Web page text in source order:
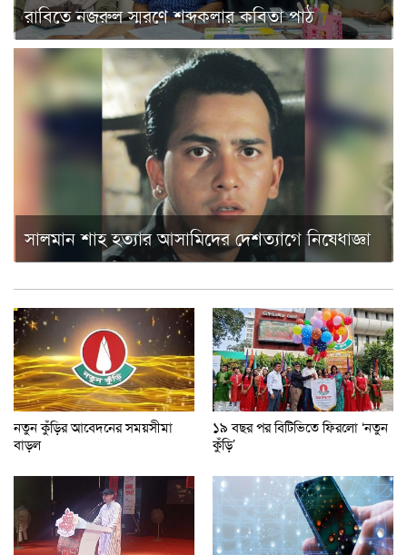
রাবিতে নজরুল স্মরণে শব্দকলার কবিতা পাঠ
সালমান শাহ হত্যার আসামিদের দেশত্যাগে নিষেধাজ্ঞা
নতুন কুঁড়ির আবেদনের সময়সীমা
বাড়ল
১৯ বছর পর বিটিভিতে ফিরলো ‘নতুন
কুঁড়ি’